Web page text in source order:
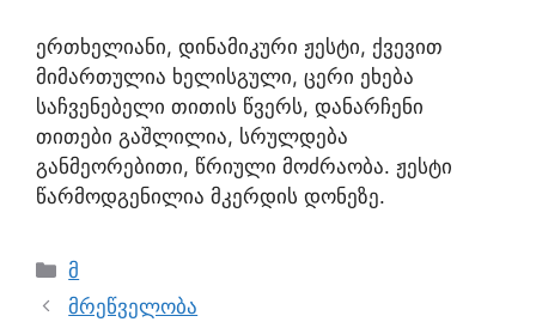
ერთხელიანი, დინამიკური ჟესტი, ქვევით
მიმართულია ხელისგული, ცერი ეხება
საჩვენებელი თითის წვერს, დანარჩენი
თითები გაშლილია, სრულდება
განმეორებითი, წრიული მოძრაობა. ჟესტი
წარმოდგენილია მკერდის დონეზე.
მ
მრეწველობა